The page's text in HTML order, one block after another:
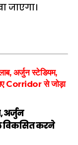
जाएगा।
अर्जुन स्टेडियम,
Corridor से जोड़ा
अर्जुन
विकसित करने